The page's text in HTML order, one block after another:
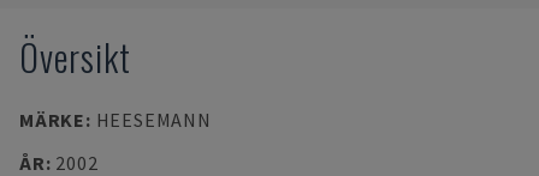
Översikt
MÄRKE: HEESEMANN
ÅR: 2002